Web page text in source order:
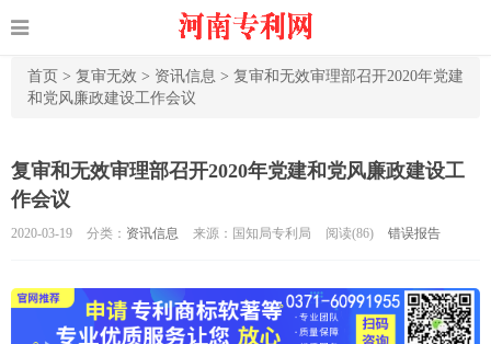
首页 > 复审无效 > 资讯信息 > 复审和无效审理部召开2020年党建
和党风廉政建设工作会议
复审和无效审理部召开2020年党建和党风廉政建设工
作会议
2020-03-19 分类： 资讯信息 来源：国知局专利局 阅读(86) 错误报告